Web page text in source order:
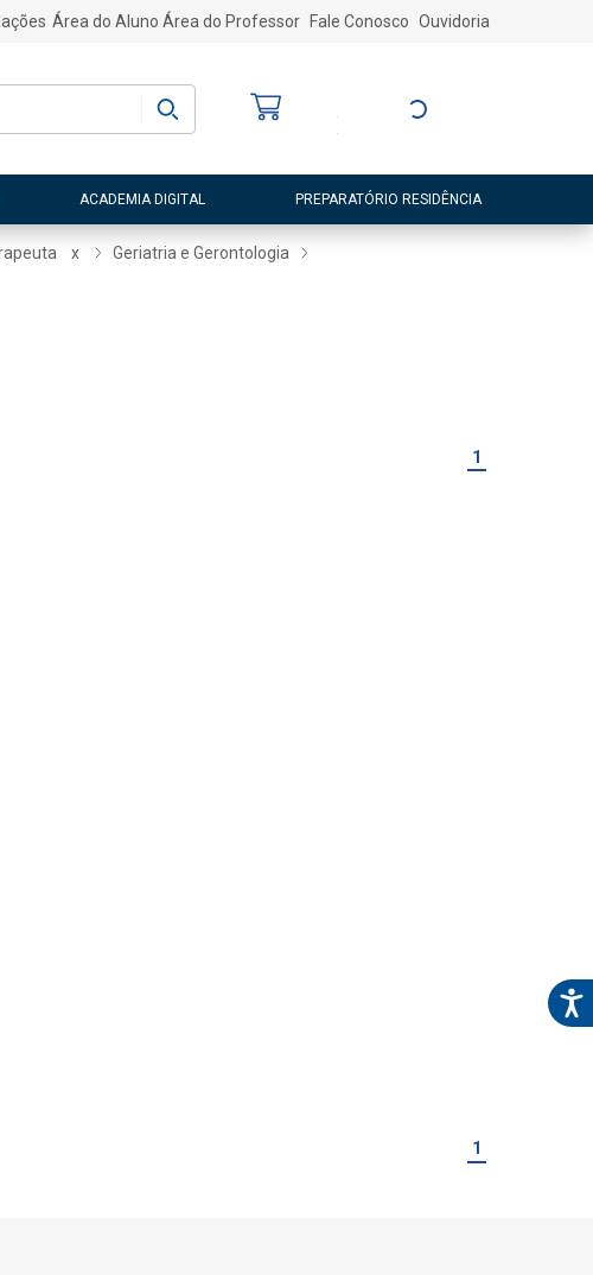
Área do Aluno Área do Professor Fale Conosco Ouvidoria
Entre ou Cadastre-
ACADEMIA DIGITAL PREPARATÓRIO RESIDÊNCIA
x
Geriatria e Gerontologia
1
1